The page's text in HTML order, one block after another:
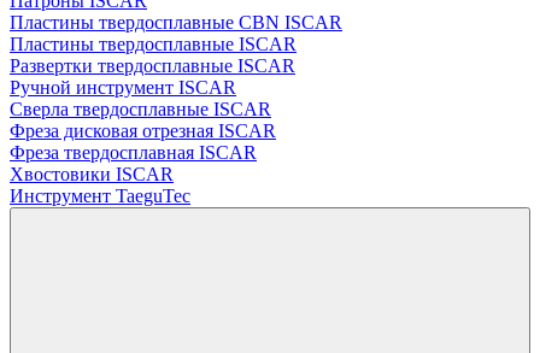
Пластины твердосплавные CBN ISCAR
Пластины твердосплавные ISCAR
Развертки твердосплавные ISCAR
Ручной инструмент ISCAR
Сверла твердосплавные ISCAR
Фреза дисковая отрезная ISCAR
Фреза твердосплавная ISCAR
Хвостовики ISCAR
Инструмент TaeguTec